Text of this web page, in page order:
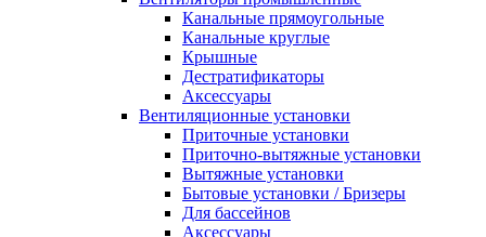
Канальные прямоугольные
Канальные круглые
Крышные
Дестратификаторы
Аксессуары
Вентиляционные установки
Приточные установки
Приточно-вытяжные установки
Вытяжные установки
Бытовые установки / Бризеры
Для бассейнов
Аксессуары